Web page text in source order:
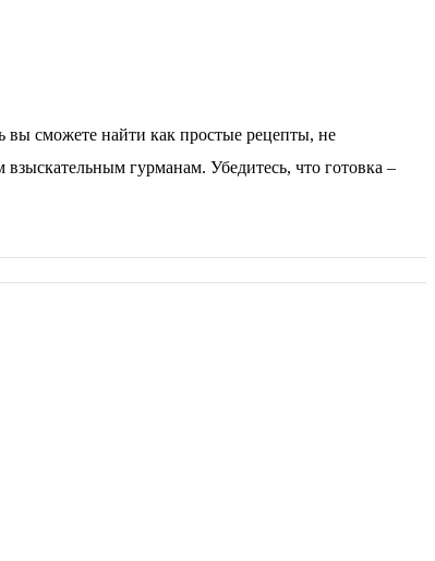
вы сможете найти как простые рецепты, не
гурманам. Убедитесь, что готовка –